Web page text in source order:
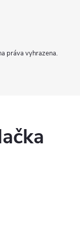
práva vyhrazena.